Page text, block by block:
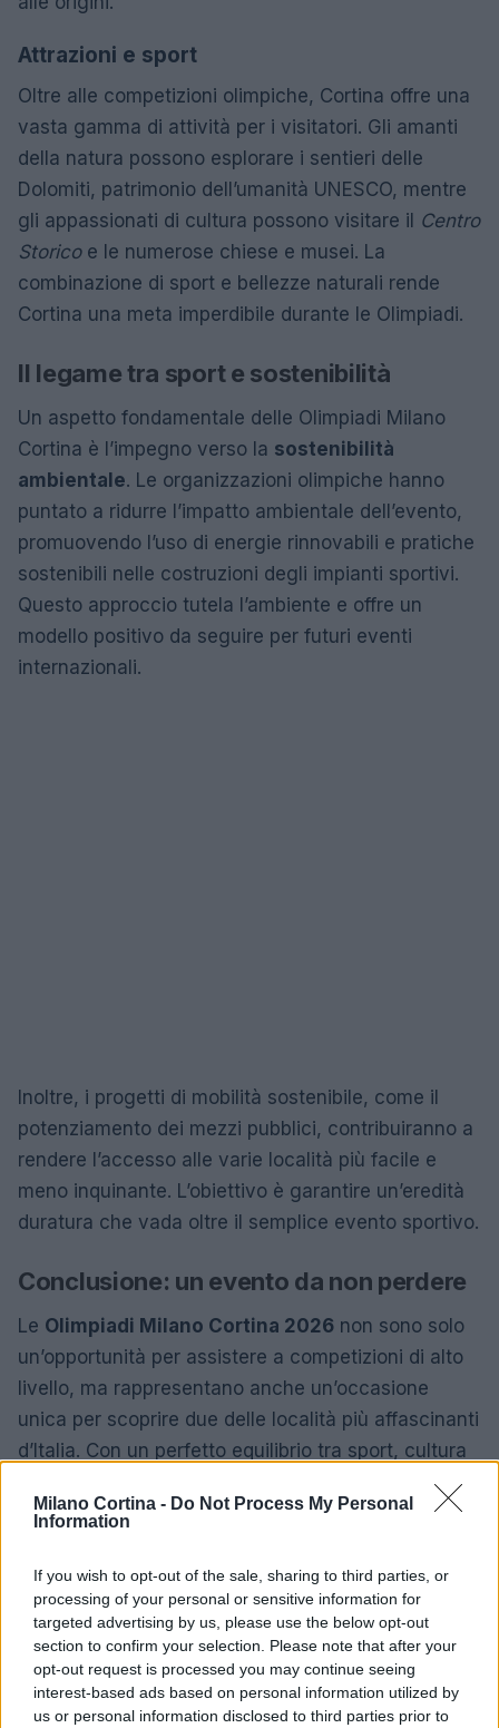
Milano Cortina - Do Not Process My Personal
Information
If you wish to opt-out of the sale, sharing to third parties, or
processing of your personal or sensitive information for
targeted advertising by us, please use the below opt-out
section to confirm your selection. Please note that after your
opt-out request is processed you may continue seeing
interest-based ads based on personal information utilized by
us or personal information disclosed to third parties prior to
Attrazioni e sport
Oltre alle competizioni olimpiche, Cortina offre una
vasta gamma di attività per i visitatori. Gli amanti
della natura possono esplorare i sentieri delle
Dolomiti, patrimonio dell’umanità UNESCO, mentre
gli appassionati di cultura possono visitare il Centro
Storicoe le numerose chiese e musei. La
combinazione di sport e bellezze naturali rende
Cortina una meta imperdibile durante le Olimpiadi.
Il legame tra sport e sostenibilità
Un aspetto fondamentale delle Olimpiadi Milano
Cortina è l’impegno verso la sostenibilità
ambientale. Le organizzazioni olimpiche hanno
puntato a ridurre l’impatto ambientale dell’evento,
promuovendo l’uso di energie rinnovabili e pratiche
sostenibili nelle costruzioni degli impianti sportivi.
Questo approccio tutela l’ambiente e offre un
modello positivo da seguire per futuri eventi
internazionali.
Inoltre, i progetti di mobilità sostenibile, come il
potenziamento dei mezzi pubblici, contribuiranno a
rendere l’accesso alle varie località più facile e
meno inquinante. L’obiettivo è garantire un’eredità
duratura che vada oltre il semplice evento sportivo.
Conclusione: un evento da non perdere
Le Olimpiadi Milano Cortina 2026 non sono solo
un’opportunità per assistere a competizioni di alto
livello, ma rappresentano anche un’occasione
unica per scoprire due delle località più affascinanti
d’Italia. Con un perfetto equilibrio tra sport, cultura
essere un evento memorabile per atleti e spettatori.
l’Italia si prepara a brillare sulla scena mondiale.
AUTORE
AiAdhubMedia